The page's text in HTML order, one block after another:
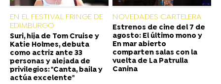
EN EL FESTIVAL FRINGE DE
EDIMBURGO
Suri, hija de Tom Cruise y
Katie Holmes, debuta
como actriz ante 33
personas y alejada de
privilegios: "Canta, baila y
actúa excelente"
NOVEDADES CARTELERA
Estrenos de cine del 7 de
agosto: El último mono y
En mar abierto
comparten salas con la
vuelta de La Patrulla
Canina